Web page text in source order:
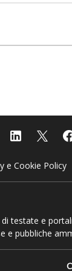
e Cookie Policy
testate e
e pubbliche